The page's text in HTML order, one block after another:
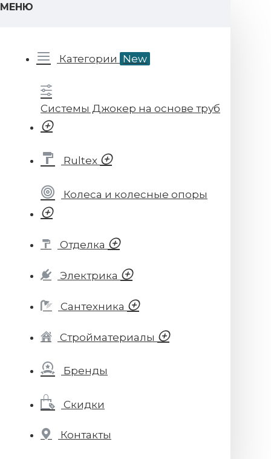
МЕНЮ
Категории New
Системы Джокер на основе труб
Rultex
Колеса и колесные опоры
Отделка
Электрика
Сантехника
Стройматериалы
Бренды
Скидки
Контакты